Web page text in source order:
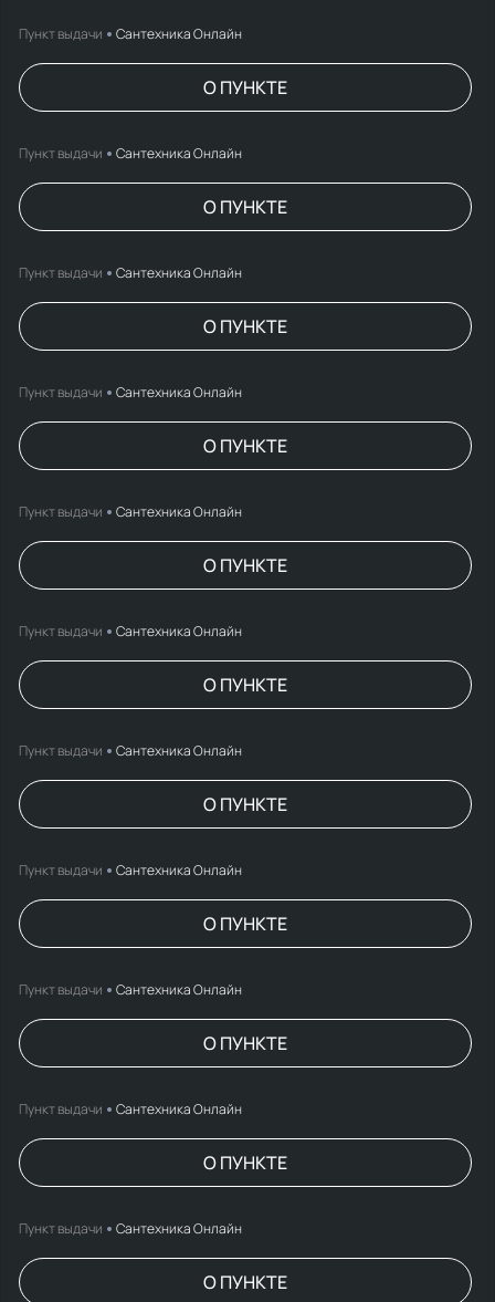
Пункт выдачи Сантехника Онлайн
О ПУНКТЕ
Пункт выдачи Сантехника Онлайн
О ПУНКТЕ
Пункт выдачи Сантехника Онлайн
О ПУНКТЕ
Пункт выдачи Сантехника Онлайн
О ПУНКТЕ
Пункт выдачи Сантехника Онлайн
О ПУНКТЕ
Пункт выдачи Сантехника Онлайн
О ПУНКТЕ
Пункт выдачи Сантехника Онлайн
О ПУНКТЕ
Пункт выдачи Сантехника Онлайн
О ПУНКТЕ
Пункт выдачи Сантехника Онлайн
О ПУНКТЕ
Пункт выдачи Сантехника Онлайн
О ПУНКТЕ
Пункт выдачи Сантехника Онлайн
О ПУНКТЕ